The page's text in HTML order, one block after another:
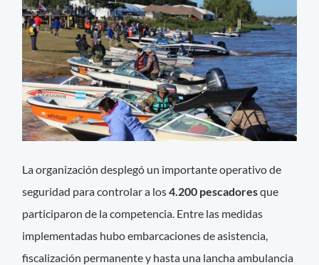
La organización desplegó un importante operativo de
seguridad para controlar a los4.200 pescadoresque
participaron de la competencia. Entre las medidas
implementadas hubo embarcaciones de asistencia,
fiscalización permanente y hasta una lancha ambulancia